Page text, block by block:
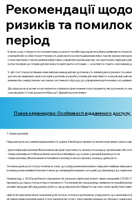
Рекомендації щодо
ризиків та
період
Кожен з нас стикається з моментами, коли життя, ніби підкидаючи кубики, виявляється
компанія або особисте життя можуть реагувати на несподівані виклики, такі як фінансові
стала звичним станом, вміння ефективно управляти ризиками під час критичних періодів
катастрофам, до планів дій, які можуть врятувати ситуацію — ці аспекти стають ключовими
У цій статті ми розглянемо важливі рекомендації, які допоможуть мінімізувати ризики та
деталі, ми звернемо увагу на оцінку ризиків, розробку планів дій, важливість комунікації,
елементів є невід'ємною частиною системного підходу до управління критичними ситуаціями.
Досліджуючи ці аспекти, ви зможете отримати цінні знання та інструменти, які допоможуть
сильнішими. Готові дізнатися більше? Давайте розпочнемо
Повне керівництво: Особливості віддаленого
1. Оцінка ризиків
Першим кроком у мінімізації ризиків є їх оцінка. Необхідно провести аналіз можливих загроз і
- Ідентифікацію ризиків: Визначення, які фактори можуть вплинути на вашу організацію або
- Оцінка ймовірності: Визначення, наскільки ймовірно, що кожен з ризиків реалізується.
- Оцінка впливу: Визначення потенційного впливу кожного ризику на вашу діяльність.
Основна ідея цього етапу полягає в тому, що усвідомлення ризиків є першим і найважливішим
команда може виявитися неготовою до непередбачуваних ситуацій, що призведе до серйозних
Наприклад, у 2020 році багато підприємств зазнали серйозних втрат через пандемію COVID-
призвело до недостатньої підготовленості. Ті компанії, які заздалегідь виявили потенційні
онлайн-продажі або віддалену роботу. Це дозволило їм зберегти частину своїх прибутків і
Цей етап має величезне значення для читача, оскільки допомагає усвідомити, що незалежно
активна оцінка ризиків може стати запорукою успіху. Залучення команди до процесу оцінки